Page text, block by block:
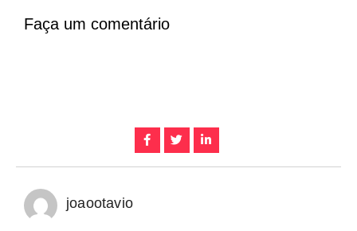
Faça um comentário
joaootavio